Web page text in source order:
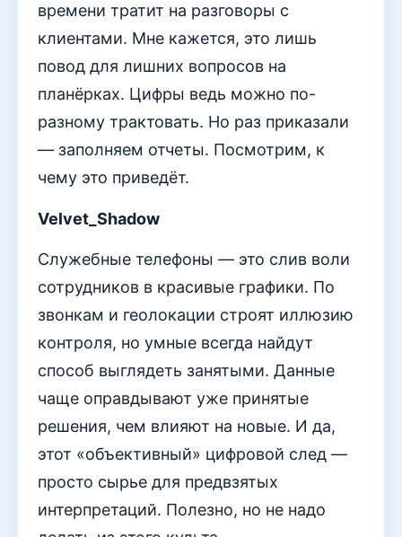
времени тратит на разговоры с
клиентами. Мне кажется, это лишь
повод для лишних вопросов на
планёрках. Цифры ведь можно по-
разному трактовать. Но раз приказали
— заполняем отчеты. Посмотрим, к
чему это приведёт.
Velvet_Shadow
Служебные телефоны — это слив воли
сотрудников в красивые графики. По
звонкам и геолокации строят иллюзию
контроля, но умные всегда найдут
способ выглядеть занятыми. Данные
чаще оправдывают уже принятые
решения, чем влияют на новые. И да,
этот «объективный» цифровой след —
просто сырье для предвзятых
интерпретаций. Полезно, но не надо